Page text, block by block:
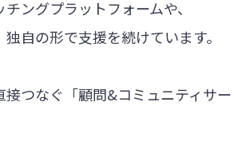
ングプラットフォームや、
自の形で支援を続けています。
つなぐ「顧問&コミュニティサ